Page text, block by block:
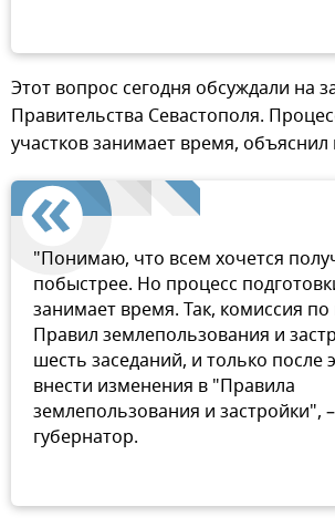
Этот вопрос сегодня обсуждали на
Правительства Севастополя.
участков занимает время, объяснил
"Понимаю, что всем хочется
побыстрее. Но процесс
занимает время. Так, комиссия по
Правил землепользования и
шесть заседаний, и только после
внести изменения в "Правила
землепользования и застройки",
губернатор.